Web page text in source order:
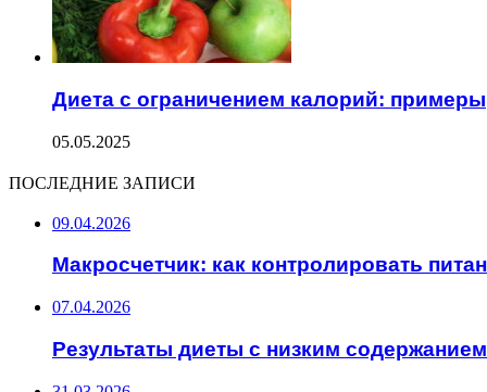
Диета с ограничением калорий: примеры
05.05.2025
ПОСЛЕДНИЕ ЗАПИСИ
09.04.2026
Макросчетчик: как контролировать
07.04.2026
Результаты диеты с низким